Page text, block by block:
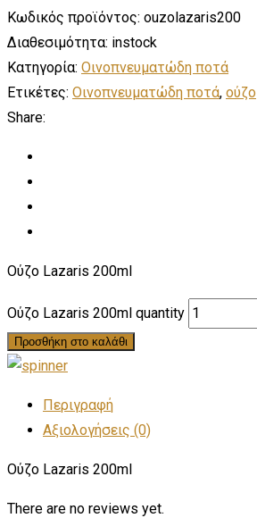
Κωδικός προϊόντος: ouzolazaris200
Διαθεσιμότητα: instock
Κατηγορία: Οινοπνευματώδη ποτά
Ετικέτες: Οινοπνευματώδη ποτά, ούζο
Share:
Ούζο Lazaris 200ml
Ούζο Lazaris 200ml quantity
Προσθήκη στο καλάθι
Περιγραφή
Αξιολογήσεις (0)
Ούζο Lazaris 200ml
There are no reviews yet.